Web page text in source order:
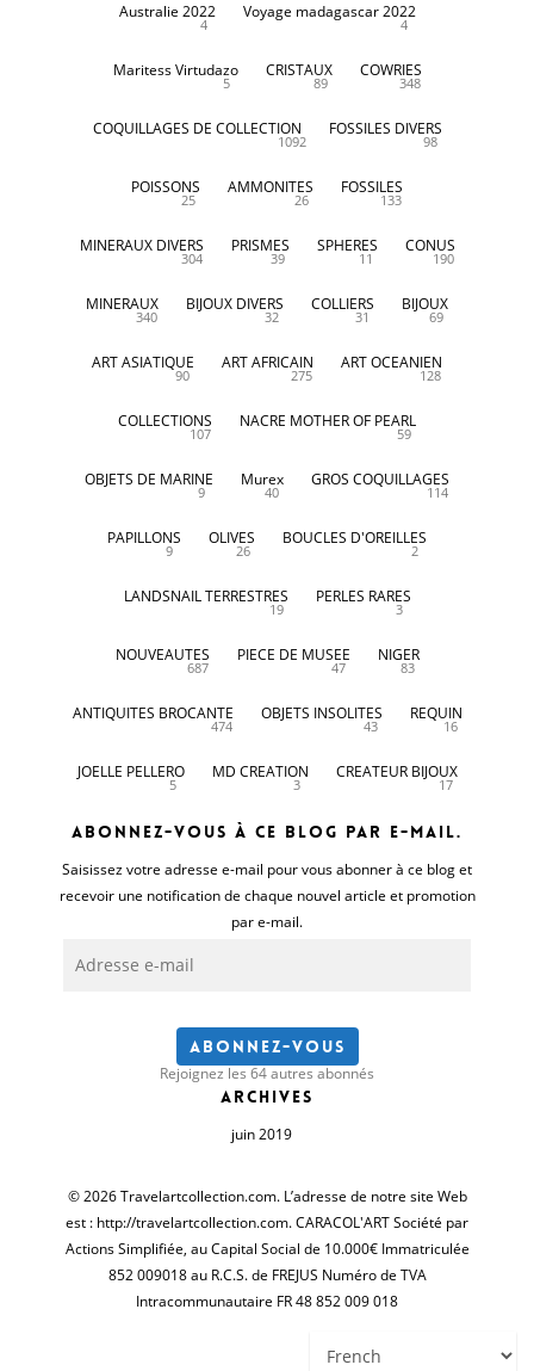
Australie 2022
4
Voyage madagascar 2022
4
Maritess Virtudazo
5
CRISTAUX
89
COWRIES
348
COQUILLAGES DE COLLECTION
1092
FOSSILES DIVERS
98
POISSONS
25
AMMONITES
26
FOSSILES
133
MINERAUX DIVERS
304
PRISMES
39
SPHERES
11
CONUS
190
MINERAUX
340
BIJOUX DIVERS
32
COLLIERS
31
BIJOUX
69
ART ASIATIQUE
90
ART AFRICAIN
275
ART OCEANIEN
128
COLLECTIONS
107
NACRE MOTHER OF PEARL
59
OBJETS DE MARINE
9
Murex
40
GROS COQUILLAGES
114
PAPILLONS
9
OLIVES
26
BOUCLES D'OREILLES
2
LANDSNAIL TERRESTRES
19
PERLES RARES
3
NOUVEAUTES
687
PIECE DE MUSEE
47
NIGER
83
ANTIQUITES BROCANTE
474
OBJETS INSOLITES
43
REQUIN
16
JOELLE PELLERO
5
MD CREATION
3
CREATEUR BIJOUX
17
Abonnez-vous à ce blog par e-mail.
Saisissez votre adresse e-mail pour vous abonner à ce blog et
recevoir une notification de chaque nouvel article et promotion
par e-mail.
e-
Abonnez-vous
Rejoignez les 64 autres abonnés
Archives
juin 2019
© 2026 Travelartcollection.com. L’adresse de notre site Web
est : http://travelartcollection.com. CARACOL'ART Société par
Actions Simplifiée, au Capital Social de 10.000€ Immatriculée
852 009018 au R.C.S. de FREJUS Numéro de TVA
Intracommunautaire FR 48 852 009 018